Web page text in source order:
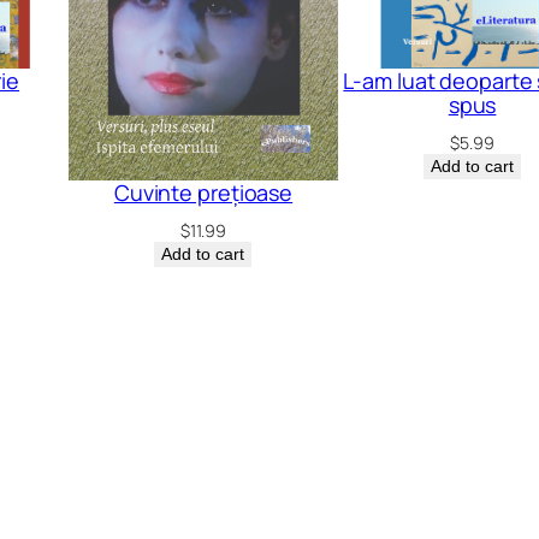
Cuvinte prețioase
$11.99
Add to cart
L-am luat deoparte
spus
$5.99
Add to cart